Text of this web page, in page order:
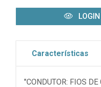
Características
"CONDUTOR: FIOS